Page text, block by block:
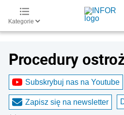
Kategorie
Procedury
Subskrybuj nas na Youtube
Zapisz się na newsletter